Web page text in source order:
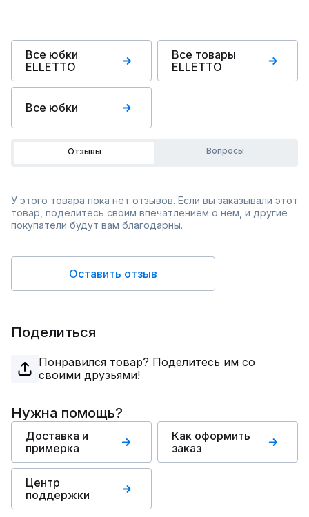
Все юбки
ELLETTO
Все товары
ELLETTO
Все юбки
Отзывы Вопросы
У этого товара пока нет отзывов. Если вы заказывали этот
товар, поделитесь своим впечатлением о нём, и другие
покупатели будут вам благодарны.
Оставить отзыв
Поделиться
Понравился товар? Поделитесь им со
своими друзьями!
Нужна помощь?
Доставка и
примерка
Как оформить
заказ
Центр
поддержки